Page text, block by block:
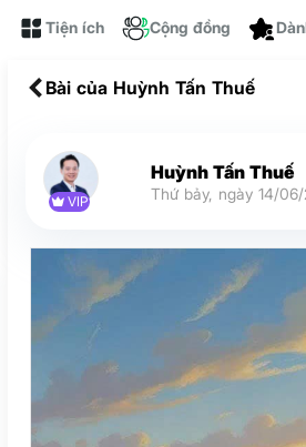
Tiện ích Cộng đồng
Cá
Bài của Huỳnh Tấn Thuế
VIP
Huỳnh Tấn Thuế
Thứ bảy, ngày 14/